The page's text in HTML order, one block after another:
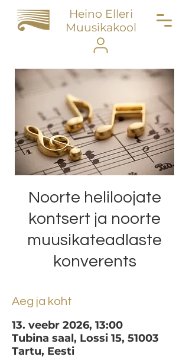
Heino Elleri
Muusikakool
Noorte heliloojate
kontsert ja noorte
muusikateadlaste
konverents
Aeg ja koht
13. veebr 2026, 13:00
Tubina saal, Lossi 15, 51003
Tartu, Eesti